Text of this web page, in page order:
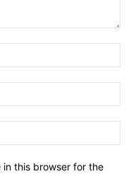
in this browser for the